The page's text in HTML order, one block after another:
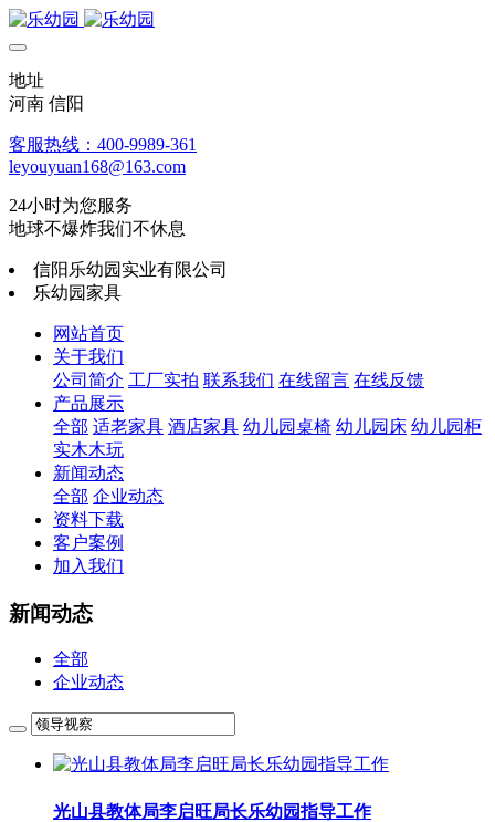
地址
河南 信阳
客服热线：400-9989-361
leyouyuan168@163.com
24小时为您服务
地球不爆炸我们不休息
信阳乐幼园实业有限公司
乐幼园家具
网站首页
关于我们
公司简介 工厂实拍 联系我们 在线留言 在线反馈
产品展示
全部 适老家具 酒店家具 幼儿园桌椅 幼儿园床 幼儿园柜
实木木玩
新闻动态
全部 企业动态
资料下载
客户案例
加入我们
新闻动态
全部
企业动态
光山县教体局李启旺局长乐幼园指导工作